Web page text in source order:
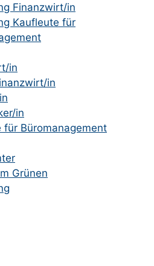
Finanzwirt/in
Kaufleute für
in
in
in
für Büromanagement
Grünen